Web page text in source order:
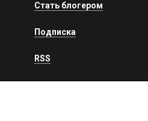
Стать блогером
Подписка
RSS